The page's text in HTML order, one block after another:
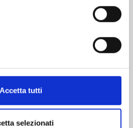
Accetta tutti
selezionati
ADVENTURE NEW